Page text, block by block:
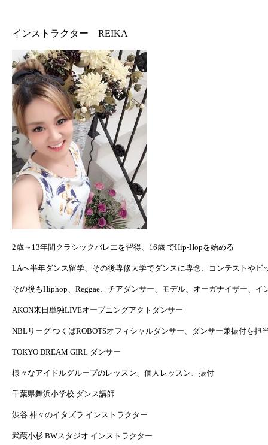
インストラクター REIKA
2歳～ 13年間クラシックバレエを習得、 16歳 でHip-Hopを始める
LAへ半年ダンス留学、その後専修大学でダンスに専念、コンテストやビ
その後もHiphop、 Reggae、チアダンサー、モデル、オーガナイザー、イ
AKON来日単独LIVEオープニングアクトダンサー
NBL リーグ つくばROBOTSオフィシャルダンサー、ダンサー兼振付を担
TOKYO DREAM GIRL ダンサー
様々なアイドルグループのレッスン、個人レッスン、振付
千葉県舞浜小学校 ダンス講師
渋谷 神々のイタズラ インストラクター
武蔵小杉 BWスタジオ インストラクター